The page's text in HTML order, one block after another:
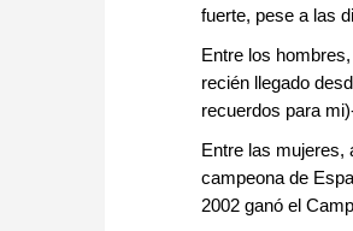
fuerte, pese a las
Entre los
recién llegado
recuerdos para
Entre las mujeres,
campeona de
2002 ganó el